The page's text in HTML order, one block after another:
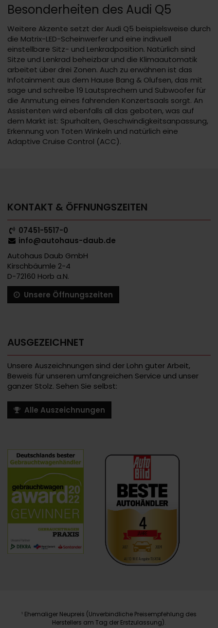
Besonderheiten des Audi Q5
Weitere Akzente setzt der Audi Q5 beispielsweise durch
die Matrix-LED-Scheinwerfer und eine indivuell
einstellbare Sitz- und Lenkradposition. Natürlich sind
Sitze und Lenkrad beheizbar und die Klimaautomatik
arbeitet über drei Zonen. Auch zu erwähnen ist das
Infotainment aus dem Hause Bang & Olufsen, das mit
sage und schreibe 19 Lautsprechern und Subwoofer für
die Anmutung eines fahrenden Konzertsaals sorgt. An
Assistenten wird ebenfalls all das geboten, was auf
dem Markt ist: Spurhalten, Geschwindigkeitsanpassung,
Erkennung von Toten Winkeln und natürlich eine
Adaptive Cruise Control (ACC).
KONTAKT & ÖFFNUNGSZEITEN
07451-5517-0
info@autohaus-daub.de
Autohaus Daub GmbH
Kirschbäumle 2-4
D-72160 Horb a.N.
Unsere Öffnungszeiten
AUSGEZEICHNET
Unsere Auszeichnungen sind der Lohn guter Arbeit,
Beweis für unseren umfangreichen Service und unser
ganzer Stolz. Sehen Sie selbst:
Alle Auszeichnungen
1 Ehemaliger Neupreis (Unverbindliche Preisempfehlung des
Herstellers am Tag der Erstzulassung).